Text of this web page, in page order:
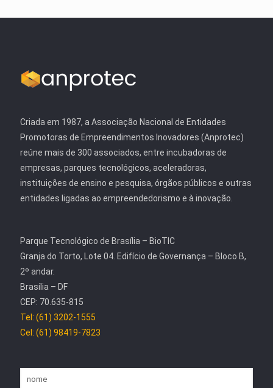
Criada em 1987, a Associação Nacional de Entidades
Promotoras de Empreendimentos Inovadores (Anprotec)
reúne mais de 300 associados, entre incubadoras de
empresas, parques tecnológicos, aceleradoras,
instituições de ensino e pesquisa, órgãos públicos e outras
entidades ligadas ao empreendedorismo e à inovação.
Parque Tecnológico de Brasília – BioTIC
Granja do Torto, Lote 04. Edifício de Governança – Bloco B,
2º andar.
Brasília – DF
CEP: 70.635-815
Tel: (61) 3202-1555
Cel: (61) 98419-7823